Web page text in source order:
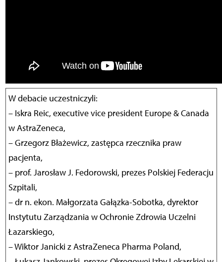
W debacie uczestniczyli:
– Iskra Reic, executive vice president Europe & Canada
w AstraZeneca,
– Grzegorz Błażewicz, zastępca rzecznika praw
pacjenta,
– prof. Jarosław J. Fedorowski, prezes Polskiej Federacju
Szpitali,
– dr n. ekon. Małgorzata Gałązka-Sobotka, dyrektor
Instytutu Zarządzania w Ochronie Zdrowia Uczelni
Łazarskiego,
– Wiktor Janicki z AstraZeneca Pharma Poland,